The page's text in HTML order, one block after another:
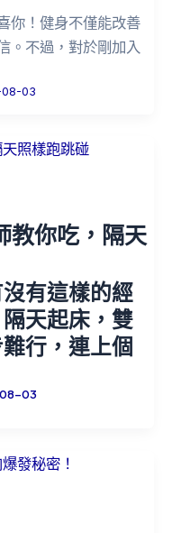
你！健身不僅能改善
。不過，對於剛加入
03
教你吃，隔天
有這樣的經
天起床，雙
行，連上個
03